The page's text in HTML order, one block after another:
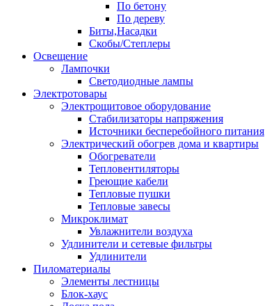
По бетону
По дереву
Биты,Насадки
Скобы/Степлеры
Освещение
Лампочки
Светодиодные лампы
Электротовары
Электрощитовое оборудование
Стабилизаторы напряжения
Источники бесперебойного питания
Электрический обогрев дома и квартиры
Обогреватели
Тепловентиляторы
Греющие кабели
Тепловые пушки
Тепловые завесы
Микроклимат
Увлажнители воздуха
Удлинители и сетевые фильтры
Удлинители
Пиломатериалы
Элементы лестницы
Блок-хаус